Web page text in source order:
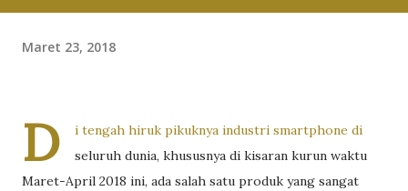
Maret 23, 2018
D
i tengah hiruk pikuknya industri smartphone di
seluruh dunia, khususnya di kisaran kurun waktu
Maret-April 2018 ini, ada salah satu produk yang sangat